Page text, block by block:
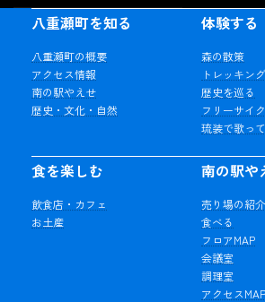
八重瀬町を知る
八重瀬町の概要
アクセス情報
南の駅やえせ
歴史・文化・自然
体験する
森の散策
トレッキング
歴史を巡る
フリーサイ
琉装で歌っ
食を楽しむ
飲食店・カフェ
お土産
南の駅や
売り場の紹介
食べる
フロアMAP
会議室
調理室
アクセスMAP